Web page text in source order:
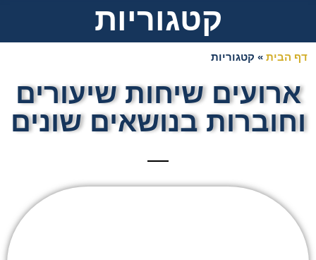
קטגוריות
דף הבית » קטגוריות
ארועים שיחות שיעורים
וחוברות בנושאים שונים